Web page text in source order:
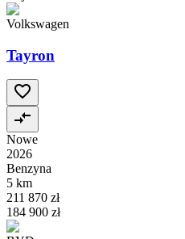
Volkswagen
Tayron
Nowe
2026
Benzyna
5 km
211 870 zł
184 900 zł